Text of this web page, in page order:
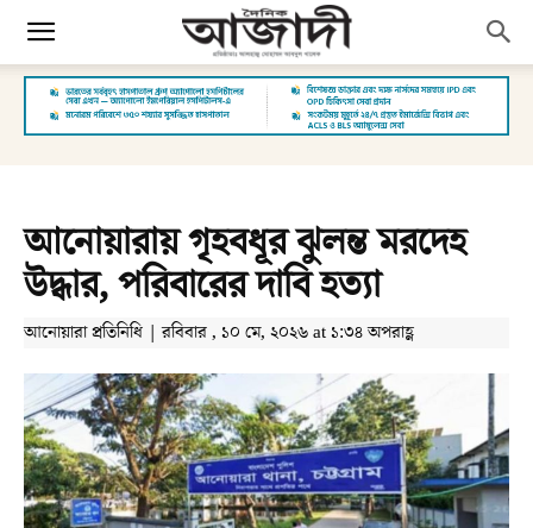
আনোয়ারায় গৃহবধূর ঝুলন্ত মরদেহ
উদ্ধার, পরিবারের দাবি হত্যা
আনোয়ারা প্রতিনিধি | রবিবার , ১০ মে, ২০২৬ at ১:৩৪ অপরাহ্ণ